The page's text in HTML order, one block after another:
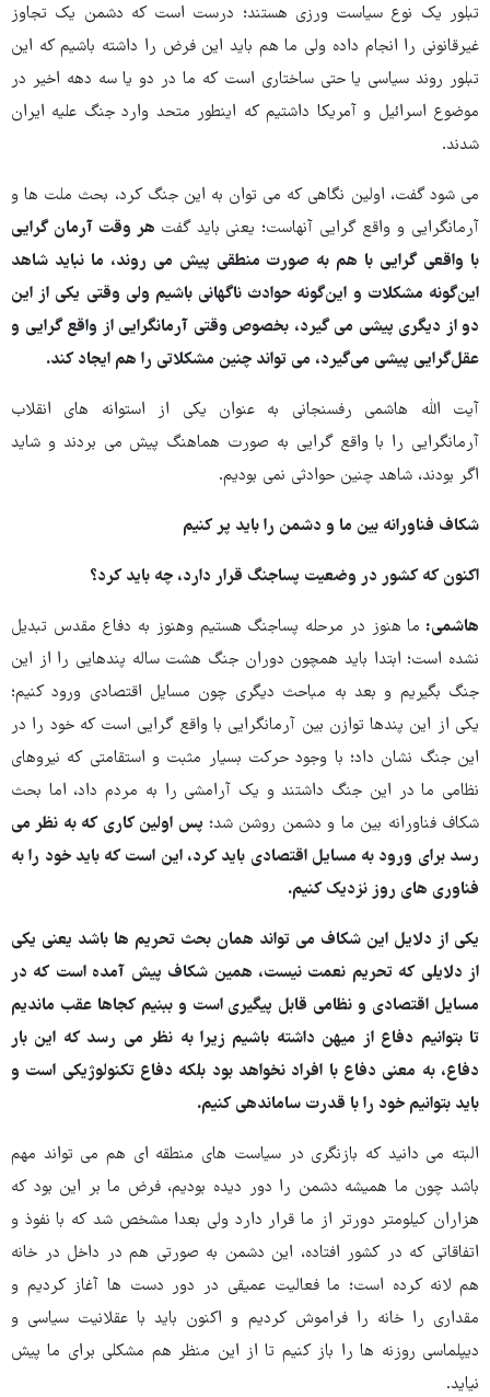
تبلور یک نوع سیاست ورزی هستند؛ درست است که دشمن یک تجاوز
غیرقانونی را انجام داده ولی ما هم باید این فرض را داشته باشیم که این
تبلور روند سیاسی یا حتی ساختاری است که ما در دو یا سه دهه اخیر در
موضوع اسرائیل و آمریکا داشتیم که اینطور متحد وارد جنگ علیه ایران
شدند.
می شود گفت، اولین نگاهی که می توان به این جنگ کرد، بحث ملت ها و
آرمانگرایی و واقع گرایی آنهاست؛ یعنی باید گفت هر وقت آرمان گرایی
با واقعی گرایی با هم به صورت منطقی پیش می روند، ما نباید شاهد
این‌گونه مشکلات و این‌گونه حوادث ناگهانی باشیم ولی وقتی یکی از این
دو از دیگری پیشی می گیرد، بخصوص وقتی آرمانگرایی از واقع گرایی و
عقل‌گرایی پیشی می‌گیرد، می تواند چنین مشکلاتی را هم ایجاد کند.
آیت الله هاشمی رفسنجانی به عنوان یکی از استوانه های انقلاب
آرمانگرایی را با واقع گرایی به صورت هماهنگ پیش می بردند و شاید
اگر بودند، شاهد چنین حوادثی نمی بودیم.
شکاف فناورانه بین ما و دشمن را باید پر کنیم
اکنون که کشور در وضعیت پساجنگ قرار دارد، چه باید کرد؟
هاشمی: ما هنوز در مرحله پساجنگ هستیم وهنوز به دفاع مقدس تبدیل
نشده است؛ ابتدا باید همچون دوران جنگ هشت ساله پندهایی را از این
جنگ بگیریم و بعد به مباحث دیگری چون مسایل اقتصادی ورود کنیم؛
یکی از این پندها توازن بین آرمانگرایی با واقع گرایی است که خود را در
این جنگ نشان داد؛ با وجود حرکت بسیار مثبت و استقامتی که نیروهای
نظامی ما در این جنگ داشتند و یک آرامشی را به مردم داد، اما بحث
شکاف فناورانه بین ما و دشمن روشن شد؛ پس اولین کاری که به نظر می
رسد برای ورود به مسایل اقتصادی باید کرد، این است که باید خود را به
فناوری های روز نزدیک کنیم.
یکی از دلایل این شکاف می تواند همان بحث تحریم ها باشد یعنی یکی
از دلایلی که تحریم نعمت نیست، همین شکاف پیش آمده است که در
مسایل اقتصادی و نظامی قابل پیگیری است و ببنیم کجاها عقب ماندیم
تا بتوانیم دفاع از میهن داشته باشیم زیرا به نظر می رسد که این بار
دفاع، به معنی دفاع با افراد نخواهد بود بلکه دفاع تکنولوژیکی است و
باید بتوانیم خود را با قدرت ساماندهی کنیم.
البته می دانید که بازنگری در سیاست های منطقه ای هم می تواند مهم
باشد چون ما همیشه دشمن را دور دیده بودیم، فرض ما بر این بود که
هزاران کیلومتر دورتر از ما قرار دارد ولی بعدا مشخص شد که با نفوذ و
اتفاقاتی که در کشور افتاده، این دشمن به صورتی هم در داخل در خانه
هم لانه کرده است؛ ما فعالیت عمیقی در دور دست ها آغاز کردیم و
مقداری را خانه را فراموش کردیم و اکنون باید با عقلانیت سیاسی و
دیپلماسی روزنه ها را باز کنیم تا از این منظر هم مشکلی برای ما پیش
نیاید.